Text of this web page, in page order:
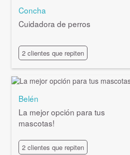
Concha
Cuidadora de perros
2 clientes que repiten
Belén
La mejor opción para tus
mascotas!
2 clientes que repiten